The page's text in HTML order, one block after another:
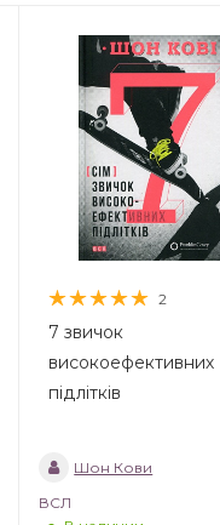
2
7 звичок
високоефективних
підлітків
Шон Кови
ВСЛ